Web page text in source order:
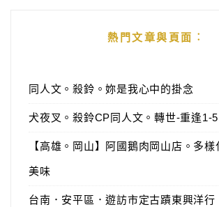
熱門文章與頁面︰
同人文。殺鈴。妳是我心中的掛念
犬夜叉。殺鈴CP同人文。轉世-重逢1-5
【高雄。岡山】阿國鵝肉岡山店。多
美味
台南．安平區．遊訪市定古蹟東興洋行